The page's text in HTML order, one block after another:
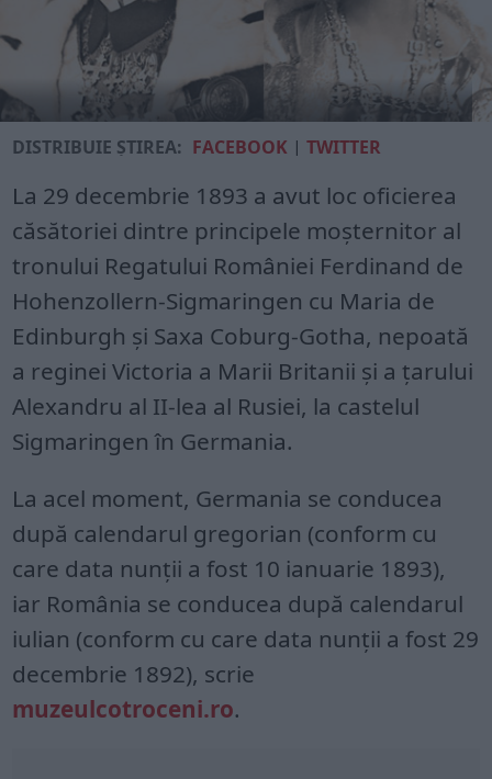
DISTRIBUIE ȘTIREA: FACEBOOK |TWITTER
La 29 decembrie 1893 a avut loc oficierea
căsătoriei dintre principele moșternitor al
tronului Regatului României Ferdinand de
Hohenzollern-Sigmaringen cu Maria de
Edinburgh şi Saxa Coburg-Gotha, nepoată
a reginei Victoria a Marii Britanii şi a ţarului
Alexandru al II-lea al Rusiei, la castelul
Sigmaringen în Germania.
La acel moment, Germania se conducea
după calendarul gregorian (conform cu
care data nunții a fost 10 ianuarie 1893),
iar România se conducea după calendarul
iulian (conform cu care data nunții a fost 29
decembrie 1892), scrie
muzeulcotroceni.ro.